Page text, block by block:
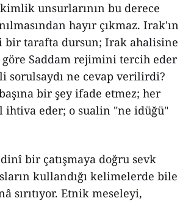
unsurlarının bu derece
hayır çıkmaz. Irak'ın
bir tarafta dursun; Irak ahalisine
Saddam rejimini tercih eder
sorulsaydı ne cevap verilirdi?
bir şey ifade etmez; her
ihtiva eder; o sualin "ne idüğü"
bir çatışmaya doğru sevk
kullandığı kelimelerde bile
sırıtıyor. Etnik meseleyi,